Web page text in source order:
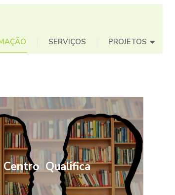
SERVIÇOS PROJETOS
Centro Qualifica